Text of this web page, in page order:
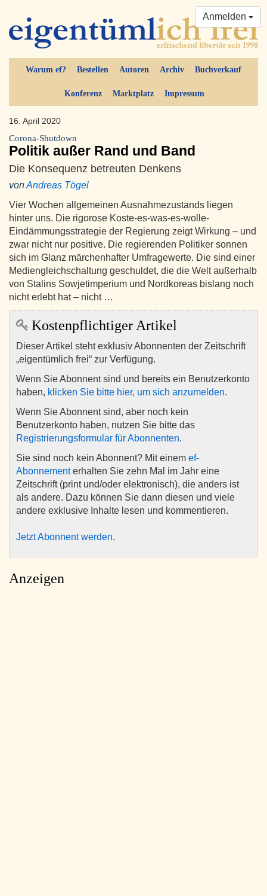
Warum ef? Bestellen Autoren Archiv Buchverkauf
Konferenz Marktplatz Impressum
Anmelden
16. April 2020
Corona-Shutdown
Politik außer Rand und Band
Die Konsequenz betreuten Denkens
vonAndreas Tögel
Vier Wochen allgemeinen Ausnahmezustands liegen
hinter uns. Die rigorose Koste-es-was-es-wolle-
Eindämmungsstrategie der Regierung zeigt Wirkung – und
zwar nicht nur positive. Die regierenden Politiker sonnen
sich im Glanz märchenhafter Umfragewerte. Die sind einer
Mediengleichschaltung geschuldet, die die Welt außerhalb
von Stalins Sowjetimperium und Nordkoreas bislang noch
nicht erlebt hat – nicht …
Kostenpflichtiger Artikel
Dieser Artikel steht exklusiv Abonnenten der Zeitschrift
„eigentümlich frei“ zur Verfügung.
Wenn Sie Abonnent sind und bereits ein Benutzerkonto
haben, klicken Sie bitte hier, um sich anzumelden.
Wenn Sie Abonnent sind, aber noch kein
Benutzerkonto haben, nutzen Sie bitte das
Registrierungsformular für Abonnenten.
Sie sind noch kein Abonnent? Mit einem ef-
Abonnementerhalten Sie zehn Mal im Jahr eine
Zeitschrift (print und/oder elektronisch), die anders ist
als andere. Dazu können Sie dann diesen und viele
andere exklusive Inhalte lesen und kommentieren.
Jetzt Abonnent werden.
Anzeigen